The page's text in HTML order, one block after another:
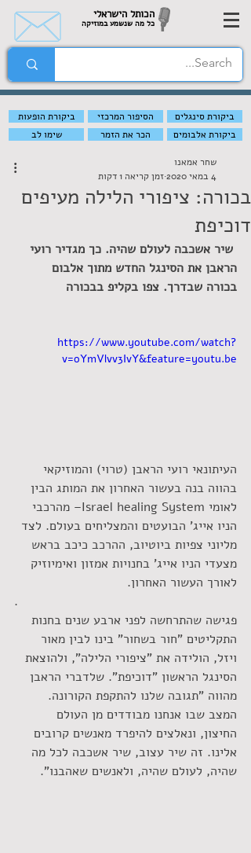
הכותל הישראלי
כל מה שנשמע במוזיקה
ביקורת הופעות הסיפור המרכזי
ביקורת סינגלים
שימו לב
הכר את הזמר ביקורת אלבומים
בכורה: ציפורי הלילה מעיפים
דוכיפת
שחר אמאנו
4 במאי 2020
זמן קריאה 1 דקות
שיר אשכבה לעולם שהיה. כך מגדיר רועי
הראבן את הסינגל החדש מתוך אלבום
בכורה שבדרך. צפו בקליפ בבכורה
https://www.youtube.com/watch?
v=oYmVlvv3IvY&feature=youtu.be
העיתונאי רועי הראבן (טרוי) והמוזיקאי
בהווה בנה בעשור האחרון את המותג הבין
לאומי Israel healing System– מהרכבי
הניו אייג' הבועטים והמצליחים בעולם. לצד
מליוני צפיות ביוטיוב, ההרכב כיכב בראש
מצעדי הניו אייג' בחנויות אמזון ואימיוזיק
לאורך העשור האחרון.
.
פגישה שהתרחשה לפני ארבע שנים בחנות
התקליטים "חור בשחור" בינו לבין מאור
ויזל, הולידה את "ציפורי הלילה", ולהוצאת
הסינגל הראשון "דוכיפת". שלדברי הראבן
מהווה "תגובה שלנו להתקפת הקורונה.
המצב שבו אנחנו מבודדים מן העולם
החיצון, ונאלצים להיפרד מאנשים קרובים
אלינו. זה שיר עצוב, שיר אשכבה לכל מה
שהיה, לעולם שהיה, ולאנשים שאהבנו".